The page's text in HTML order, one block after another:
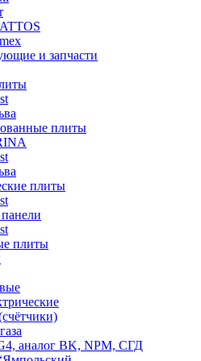
и запчасти
плиты
плиты
плиты
аналог BK, NPM, СГД